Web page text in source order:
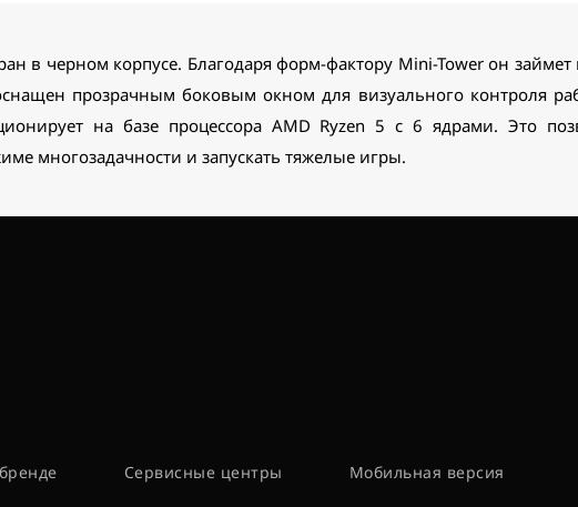
в черном корпусе. Благодаря форм-фактору Mini-Tower он
прозрачным боковым окном для визуального контроля
на базе процессора AMD Ryzen 5 с 6 ядрами. Это
многозадачности и запускать тяжелые игры.
Сервисные центры Мобильная версия